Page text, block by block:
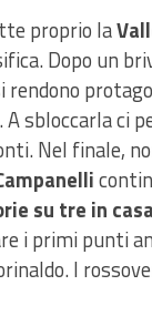
proprio la
Dopo un
rendono
sbloccarla ci
Nel finale,
su tre in casa
i primi punti
I